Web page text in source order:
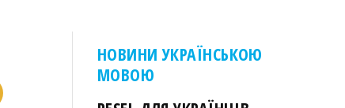
НОВИНИ УКРАЇНСЬКОЮ
МОВОЮ